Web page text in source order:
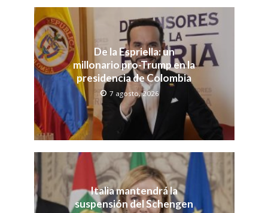
De la Espriella: un
millonario pro-Trump en la
presidencia de Colombia
7 agosto, 2026
Italia mantendrá la
suspensión del Schengen